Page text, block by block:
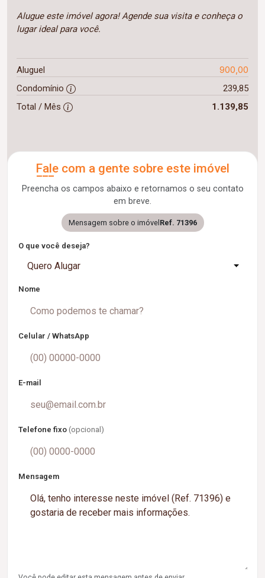
Alugue este imóvel agora! Agende sua visita e conheça o
lugar ideal para você.
Aluguel 900,00
Condomínio
239,85
Total / Mês
1.139,85
Fale com a gente sobre este imóvel
Preencha os campos abaixo e retornamos o seu contato
em breve.
Mensagem sobre o imóvelRef. 71396
O que você deseja?
Quero Alugar
Nome
Celular / WhatsApp
E-mail
Telefone fixo (opcional)
Mensagem